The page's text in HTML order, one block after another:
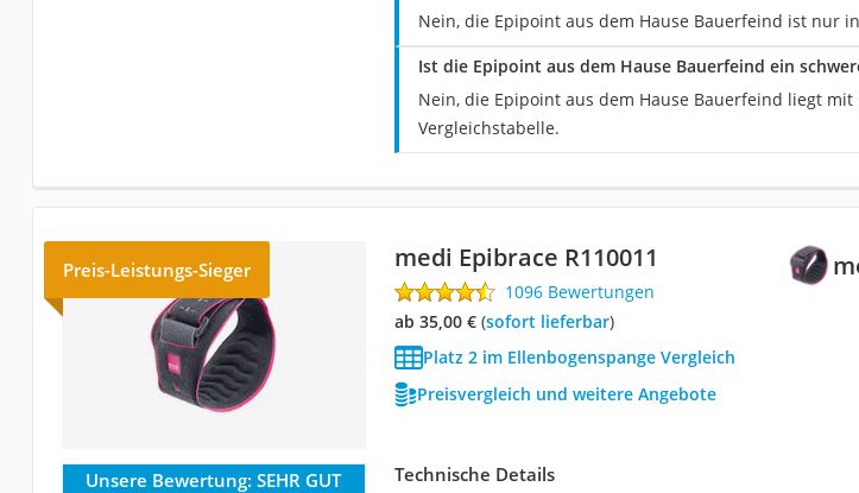
Nein, die Epipoint aus dem Hause Bauerfeind ist nur
Ist die Epipoint aus dem Hause Bauerfeind ein
Nein, die Epipoint aus dem Hause Bauerfeind liegt
Vergleichstabelle.
Preis-Leistungs-Sieger medi Epibrace R110011
1096 Bewertungen
ab 35,00 €( Sofort lieferbar)
Platz 2 im Ellenbogenspange Vergleich
Preisvergleich und weitere Angebote
Unsere Bewertung: SEHR GUT Technische Details